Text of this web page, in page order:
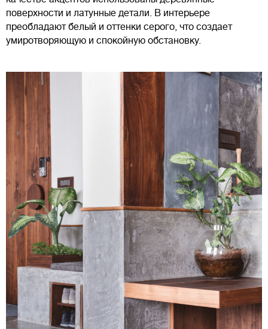
поверхности и латунные детали. В интерьере
преобладают белый и оттенки серого, что создает
умиротворяющую и спокойную обстановку.